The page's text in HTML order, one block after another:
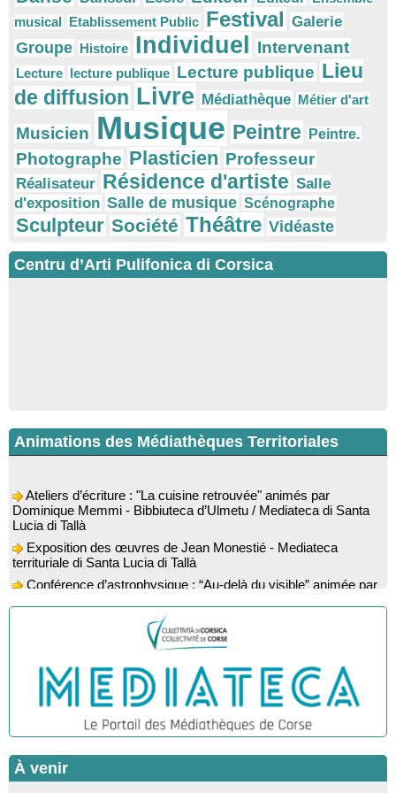
musical Etablissement Public Festival Galerie
Groupe Histoire Individuel Intervenant
Lecture lecture publique Lecture publique Lieu
de diffusion Livre Médiathèque Métier d'art
Musicien Musique Peintre Peintre.
Photographe Plasticien Professeur
Réalisateur Résidence d'artiste Salle
d'exposition Salle de musique Scénographe
Sculpteur Société Théâtre Vidéaste
Centru d’Arti Pulifonica di Corsica
Animations des Médiathèques Territoriales
Dominique Memmi - Bibbiuteca d’Ulmetu / Mediateca di Santa
Lucia di Tallà
territuriale di Santa Lucia di Tallà
l’astrophysicien Paul Guerrini - Médiathèque - Pitretu è
Bicchisgià
Exposition des œuvres de Dominique Malberti Morin :
"Racines, peintures acryliques et aquarelles" - Mediateca
Animation : "Petits lecteurs" - Médiathèque - Pitretu è
Bicchisgià
Veillée de contes à la forêt enchantée "U Mondu ditu
mignuleddu" par la Caravane de Conteurs - Currà
Colloque : "Taravu : terre de patrimoines", Regards sur le
patrimoine religieux, roman, thermal et littéraire - Spaziu Jean-
Marc Fiamma - A Sarra di Farru
À venir